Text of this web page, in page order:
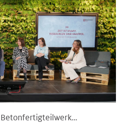
Betonfertigteilwerk…